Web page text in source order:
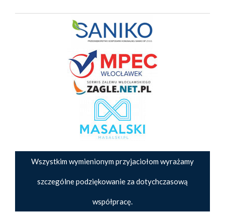
Wszystkim wymienionym przyjaciołom wyrażamy
szczególne podziękowanie za dotychczasową
współpracę.